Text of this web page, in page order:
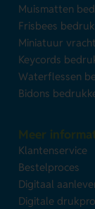
Muismatten
Frisbees
Miniatuur
Keycords
Waterflessen
Bidons
Meer
Klantenservice
Bestelproces
Digitaal
Digitale